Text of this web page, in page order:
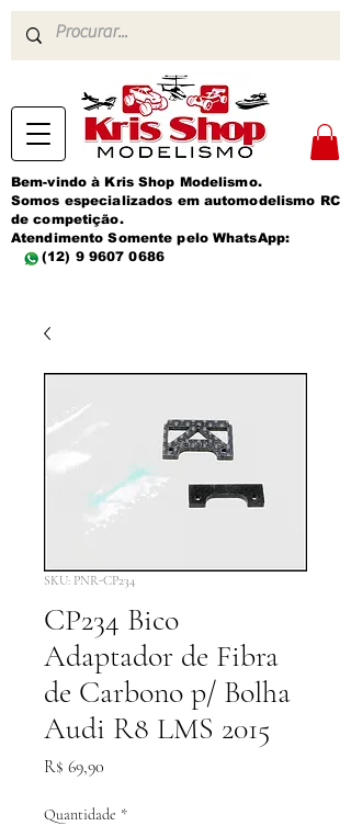
Bem-vindo à Kris Shop Modelismo.
Somos especializados em automodelismo RC
de competição.
Atendimento Somente pelo WhatsApp:
(12) 9 9607 0686
SKU: PNR-CP234
CP234 Bico
Adaptador de Fibra
de Carbono p/ Bolha
Audi R8 LMS 2015
R$ 69,90
Quantidade *